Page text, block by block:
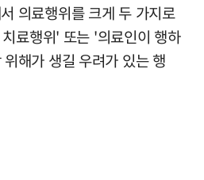
의료행위를 크게 두 가지로
료행위' 또는 '의료인이 행하
해가 생길 우려가 있는 행